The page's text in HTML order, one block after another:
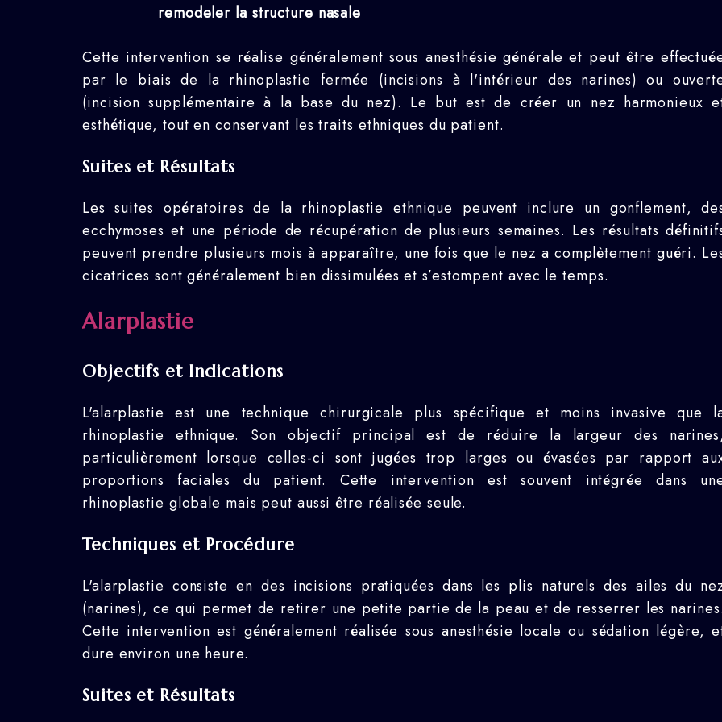
remodeler la structure nasale
Cette intervention se réalise généralement sous anesthésie générale et peut être
par le biais de la rhinoplastie fermée (incisions à l'intérieur des narines) ou
(incision supplémentaire à la base du nez). Le but est de créer un nez harmonieux
esthétique, tout en conservant les traits ethniques du patient.
Suites et Résultats
Les suites opératoires de la rhinoplastie ethnique peuvent inclure un gonflement,
ecchymoses et une période de récupération de plusieurs semaines. Les résultats
peuvent prendre plusieurs mois à apparaître, une fois que le nez a complètement guéri.
cicatrices sont généralement bien dissimulées et s’estompent avec le temps.
Alarplastie
Objectifs et Indications
L'alarplastie est une technique chirurgicale plus spécifique et moins invasive que
rhinoplastie ethnique. Son objectif principal est de réduire la largeur des narines,
particulièrement lorsque celles-ci sont jugées trop larges ou évasées par rapport
proportions faciales du patient. Cette intervention est souvent intégrée dans
rhinoplastie globale mais peut aussi être réalisée seule.
Techniques et Procédure
L'alarplastie consiste en des incisions pratiquées dans les plis naturels des ailes du
(narines), ce qui permet de retirer une petite partie de la peau et de resserrer les narines.
Cette intervention est généralement réalisée sous anesthésie locale ou sédation légère,
dure environ une heure.
Suites et Résultats